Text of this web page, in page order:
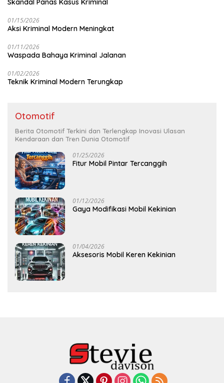
Skandal Panas Kasus Kriminal
01/15/2026
Aksi Kriminal Modern Meningkat
01/11/2026
Waspada Bahaya Kriminal Jalanan
01/02/2026
Teknik Kriminal Modern Terungkap
Otomotif
Berita Otomotif Terkini dan Terlengkap Inovasi Ulasan
Kendaraan dan Tren Dunia Otomotif
01/25/2026
Fitur Mobil Pintar Tercanggih
01/12/2026
Gaya Modifikasi Mobil Kekinian
01/04/2026
Aksesoris Mobil Keren Kekinian